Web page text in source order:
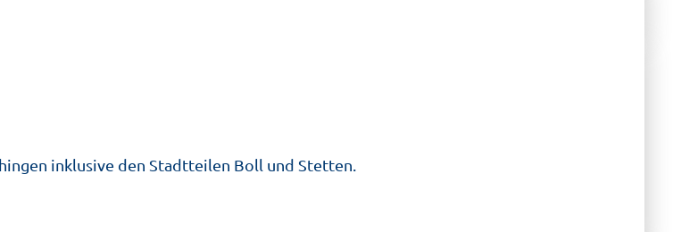
inklusive den Stadtteilen Boll und Stetten.